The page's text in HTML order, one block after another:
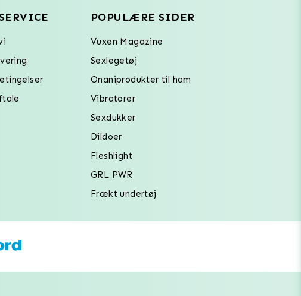
POPULÆRE SIDER
Vuxen Magazine
Sexlegetøj
Onaniprodukter til ham
Vibratorer
Sexdukker
Dildoer
Fleshlight
GRL PWR
Frækt undertøj